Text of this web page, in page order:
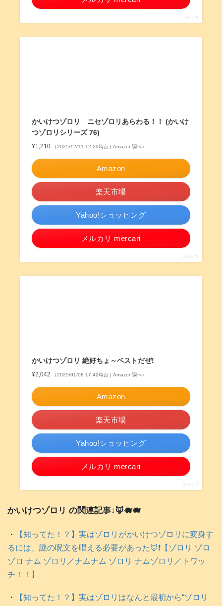
ポチップ
かいけつゾロリ ニセゾロリあらわる！！ (かいけ
つゾロリシリーズ 76)
¥1,210 （2025/12/11 12:20時点 | Amazon調べ）
Amazon
楽天市場
Yahoo!ショッピング
メルカリ mercari
ポチップ
かいけつゾロリ 絶好ちょ～ベストだぜ!
¥2,042 （2025/01/08 17:42時点 | Amazon調べ）
Amazon
楽天市場
Yahoo!ショッピング
メルカリ mercari
ポチップ
かいけつゾロリ の関連記事↓🦊🐗🐗
・
【知ってた！？】実はゾロリがかいけつゾロリに変身す
るには、謎の呪文を唱える必要があった🦊❗️【ゾロリ ゾロ
ゾロ ナム ゾロリ／ナムナム ゾロリ ナムゾロリ／トワッ
チ！！】
・
【知ってた！？】実はゾロリはなんと最初から“ゾロリ